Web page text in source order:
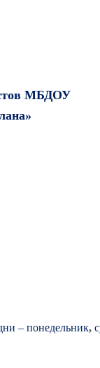
МБДОУ
– понедельник,